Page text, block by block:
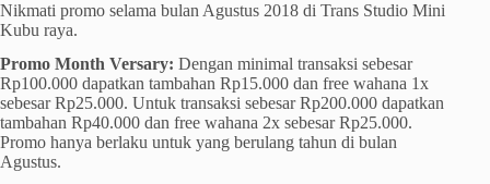
Nikmati promo selama bulan Agustus 2018 di Trans Studio Mini
Kubu raya.
Promo Month Versary: Dengan minimal transaksi sebesar
Rp100.000 dapatkan tambahan Rp15.000 dan free wahana 1x
sebesar Rp25.000. Untuk transaksi sebesar Rp200.000 dapatkan
tambahan Rp40.000 dan free wahana 2x sebesar Rp25.000.
Promo hanya berlaku untuk yang berulang tahun di bulan
Agustus.